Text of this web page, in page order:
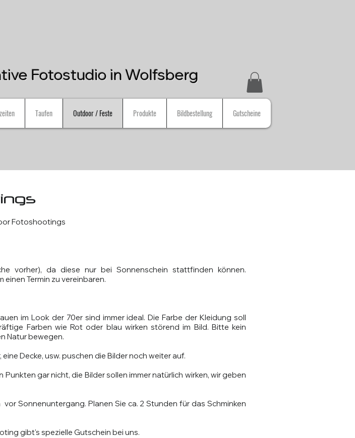
Fotostudio in Wolfsberg
Taufen Outdoor / Feste Produkte Bildbestellung Gutscheine
Fotoshootings
vorher), da diese nur bei Sonnenschein stattfinden können.
Termin zu vereinbaren.
im Look der 70er sind immer ideal. Die Farbe der Kleidung soll
Farben wie Rot oder blau wirken störend im Bild. Bitte kein
Natur bewegen.
Decke, usw. puschen die Bilder noch weiter auf.
gar nicht, die Bilder sollen immer natürlich wirken, wir geben
Sonnenuntergang. Planen Sie ca. 2 Stunden für das Schminken
gibt's spezielle Gutschein bei uns.